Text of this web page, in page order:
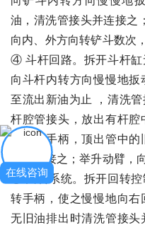
油，清洗管接头并连接之
向内、外方向转铲斗数次
④ 斗杆回路。拆开斗杆缸
向斗杆内转方向慢慢地
至流出新油为止 ，清洗
杆腔管接头，放出有杆
地扳动手柄，顶出管中
头并连接之；举升动臂，
⑤ 回转系统。拆开回转控
转手柄，使之慢慢地向
无旧油排出时清洗管接
在线咨询